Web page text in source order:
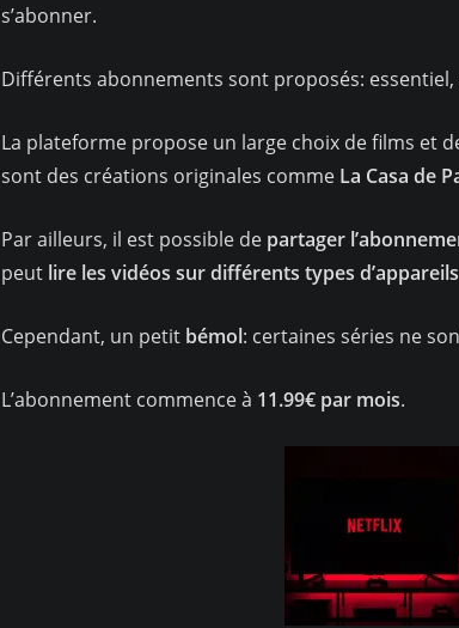
s’abonner.
Différents abonnements sont proposés:
La plateforme propose un large choix de films et
sont des créations originales comme La Casa de
Par ailleurs, il est possible de partager
peut lire les vidéos sur différents types d’appareils
Cependant, un petit bémol: certaines séries ne
L’abonnement commence à 11.99€ par mois.